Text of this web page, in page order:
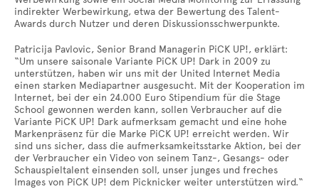
indirekter Werbewirkung, etwa der Bewertung des Talent-
Awards durch Nutzer und deren Diskussionsschwerpunkte.
Patricija Pavlovic, Senior Brand Managerin PiCK UP!, erklärt:
“Um unsere saisonale Variante PiCK UP! Dark in 2009 zu
unterstützen, haben wir uns mit der United Internet Media
einen starken Mediapartner ausgesucht. Mit der Kooperation im
Internet, bei der ein 24.000 Euro Stipendium für die Stage
School gewonnen werden kann, sollen Verbraucher auf die
Variante PiCK UP! Dark aufmerksam gemacht und eine hohe
Markenpräsenz für die Marke PiCK UP! erreicht werden. Wir
sind uns sicher, dass die aufmerksamkeitsstarke Aktion, bei der
der Verbraucher ein Video von seinem Tanz-, Gesangs- oder
Schauspieltalent einsenden soll, unser junges und freches
Images von PiCK UP! dem Picknicker weiter unterstützen wird.“